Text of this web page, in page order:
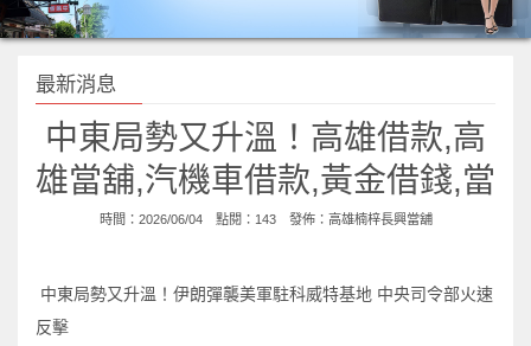
最新消息
中東局勢又升溫！高雄借款,高
雄當舖,汽機車借款,黃金借錢,當
時間：2026/06/04 點閱：143 發佈： 高雄楠梓長興當舖
中東局勢又升溫！伊朗彈襲美軍駐科威特基地 中央司令部火速
反擊